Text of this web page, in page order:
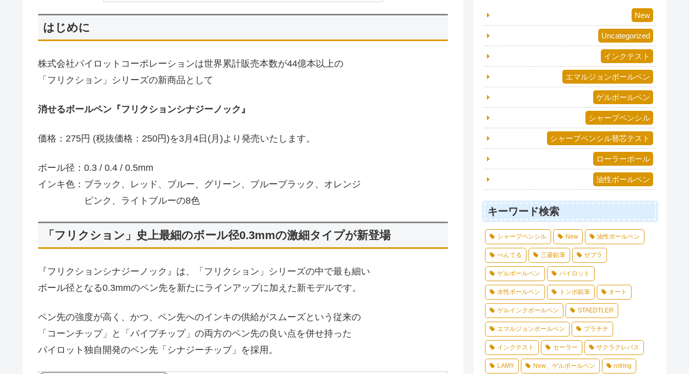
はじめに
株式会社パイロットコーポレーションは世界累計販売本数が44億本以上の
「フリクション」シリーズの新商品として
消せるボールペン『フリクションシナジーノック』
価格：275円 (税抜価格：250円)を3月4日(月)より発売いたします。
ボール径：0.3 / 0.4 / 0.5mm
インキ色：ブラック、レッド、ブルー、グリーン、ブルーブラック、オレンジ
ピンク、ライトブルーの8色
「フリクション」史上最細のボール径0.3mmの激細タイプが新登場
『フリクションシナジーノック』は、「フリクション」シリーズの中で最も細い
ボール径となる0.3mmのペン先を新たにラインアップに加えた新モデルです。
ペン先の強度が高く、かつ、ペン先へのインキの供給がスムーズという従来の
「コーンチップ」と「パイプチップ」の両方のペン先の良い点を併せ持った
パイロット独自開発のペン先「シナジーチップ」を採用。
New
Uncategorized
インクテスト
エマルジョンボールペン
ゲルボールペン
シャープペンシル
シャープペンシル替芯テスト
ローラーボール
油性ボールペン
キーワード検索
シャープペンシル New 油性ボールペン
ぺんてる 三菱鉛筆 ゼブラ
ゲルボールペン パイロット
水性ボールペン トンボ鉛筆 オート
ゲルインクボールペン STAEDTLER
エマルジョンボールペン プラチナ
インクテスト セーラー サクラクレパス
LAMY New、ゲルボールペン rotring